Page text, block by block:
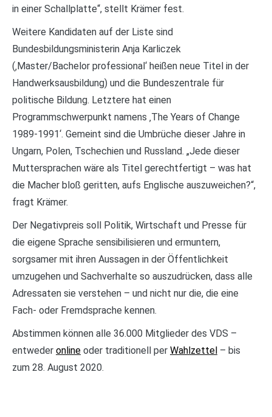
in einer Schallplatte“, stellt Krämer fest.
Weitere Kandidaten auf der Liste sind
Bundesbildungsministerin Anja Karliczek
(‚Master/Bachelor professional‘ heißen neue Titel in der
Handwerksausbildung) und die Bundeszentrale für
politische Bildung. Letztere hat einen
Programmschwerpunkt namens ‚The Years of Change
1989-1991‘. Gemeint sind die Umbrüche dieser Jahre in
Ungarn, Polen, Tschechien und Russland. „Jede dieser
Muttersprachen wäre als Titel gerechtfertigt – was hat
die Macher bloß geritten, aufs Englische auszuweichen?“,
fragt Krämer.
Der Negativpreis soll Politik, Wirtschaft und Presse für
die eigene Sprache sensibilisieren und ermuntern,
sorgsamer mit ihren Aussagen in der Öffentlichkeit
umzugehen und Sachverhalte so auszudrücken, dass alle
Adressaten sie verstehen – und nicht nur die, die eine
Fach- oder Fremdsprache kennen.
Abstimmen können alle 36.000 Mitglieder des VDS –
entweder online oder traditionell per Wahlzettel – bis
zum 28. August 2020.